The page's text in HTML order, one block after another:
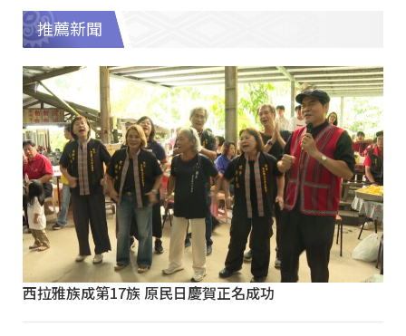
推薦新聞
西拉雅族成第17族 原民日慶賀正名成功